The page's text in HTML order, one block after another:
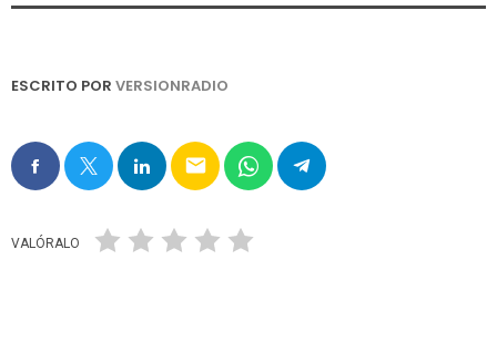
ESCRITO POR VERSIONRADIO
email
VALÓRALO